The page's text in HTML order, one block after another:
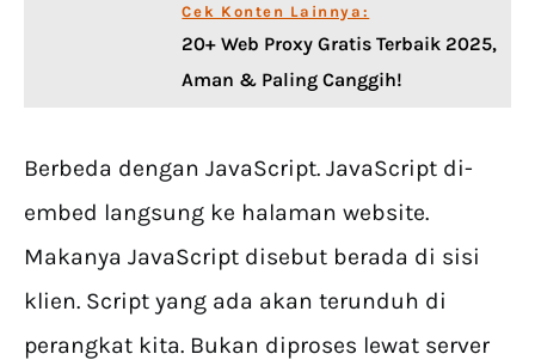
Cek Konten Lainnya:
20+ Web Proxy Gratis Terbaik 2025,
Aman & Paling Canggih!
Berbeda dengan JavaScript. JavaScript di-
embed langsung ke halaman website.
Makanya JavaScript disebut berada di sisi
klien. Script yang ada akan terunduh di
perangkat kita. Bukan diproses lewat server